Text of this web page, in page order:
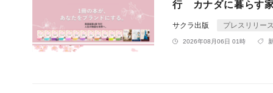
行 カナダに暮らす
サクラ出版 プレスリリー
2026年08月06日 01時